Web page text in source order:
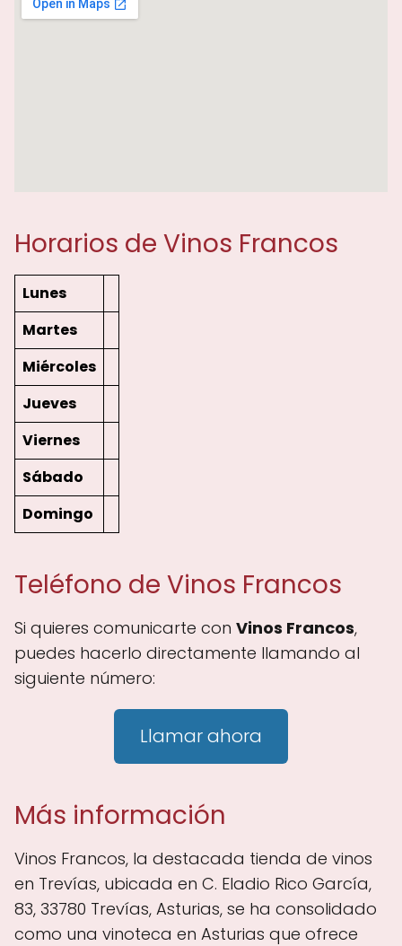
Horarios de Vinos Francos
Lunes
Martes
Miércoles
Jueves
Viernes
Sábado
Domingo
Teléfono de Vinos Francos
Si quieres comunicarte con Vinos Francos,
puedes hacerlo directamente llamando al
siguiente número:
Llamar ahora
Más información
Vinos Francos, la destacada tienda de vinos
en Trevías, ubicada en C. Eladio Rico García,
83, 33780 Trevías, Asturias, se ha consolidado
como una vinoteca en Asturias que ofrece